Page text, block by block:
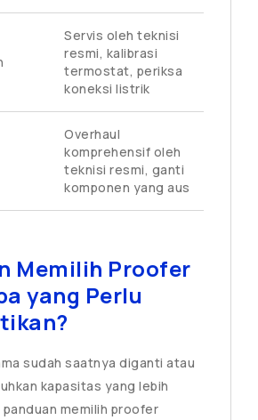
Servis oleh teknisi
resmi, kalibrasi
termostat, periksa
koneksi listrik
Overhaul
komprehensif oleh
teknisi resmi, ganti
komponen yang aus
Memilih Proofer
yang Perlu
sudah saatnya diganti atau
kapasitas yang lebih
memilih proofer